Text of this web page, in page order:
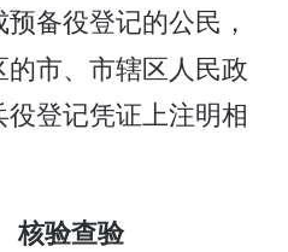
备役登记的公民，
市、市辖区人民政
登记凭证上注明相
验查验